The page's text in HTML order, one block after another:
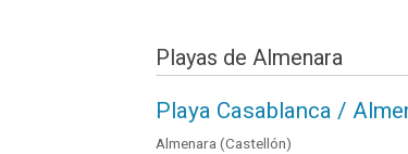
Playas de Almenara
Playa Casablanca /
Almenara (Castellón)